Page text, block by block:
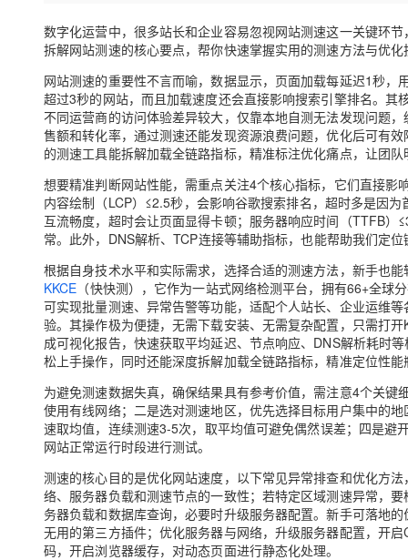
数字化运营中，很多站长和企业容易忽视网站测速这一关键环
拆解网站测速的核心要点，帮你快速掌握实用的测速方法与优
网站测速的重要性不言而喻，数据显示，页面加载每延迟1秒
超过3秒的网站，而且加载速度还会直接影响搜索引擎排名。
不同运营商的访问体验差异较大，仅靠本地自测无法发现问题
售额和转化率，通过测速还能发现资源浪费问题，优化后可有
的测速工具能拆解加载全链路指标，精准标注优化痛点，让团
想要精准判断网站性能，需重点关注4个核心指标，它们直接
内容绘制（LCP）≤2.5秒，会影响谷歌搜索排名，超时多是因
互流畅度，超时会让页面显得卡顿；服务器响应时间（TTFB
常。此外，DNS解析、TCP连接等辅助指标，也能帮助我们定
根据自身技术水平和实际需求，选择合适的测速方法，新手也
KKCE （快快测），它作为一站式网络检测平台，拥有66+全
可实现批量测速、异常告警等功能，适配个人站长、企业运维
验。其操作极为便捷，无需下载安装、无需复杂配置，只需打
成可视化报告，快速获取平均延迟、节点响应、DNS解析耗时
松上手操作，同时还能深度拆解加载全链路指标，精准定位性
为避免测速数据失真，确保结果具有参考价值，需注意4个关
使用有线网络；二是选对测速地区，优先选择目标用户集中的
速取均值，连续测速3-5次，取平均值可避免偶然误差；四是
网站正常运行时段进行测试。
测速的核心目的是优化网站速度，以下常见异常排查和优化方
络、服务器负载和测速节点的一致性；若特定区域测速异常，
务器负载和数据库查询，必要时升级服务器配置。新手可落地
无用的第三方插件；优化服务器与网络，升级服务器配置，开
码，开启浏览器缓存，对动态页面进行静态化处理。
能看、能想、能动手的多
Qwen3-VL-Plus
千问AI平台-Token Plan
千问AI平台-模型体验
在线体验全尺寸、多种模
Happy 系列大模型
大模型解决方案
10 分钟在聊天系统中增
网络与CDN
中间件
数据库
大数据计算
媒体服务
域名与网站
终端用户计算
Serverless
开发工具
迁移与运维管理
专有云
大数据开发治理平台
云防火墙
云原生的云上边界网络安
安全
可观测
上云与迁云
企业出海
政企业务
最高领取价值200元试用
1亿+ 大模型 tokens 和
140+云产品 免费试用
产品新客免费试用，最长
大模型ACA认证体验
助力企业全员 AI 认知与能
畅捷通
Tableau 订阅
AI空中课堂在线直播课
生态解决方案
行业生态解决方案
开发者生态解决方案
AI 开发和 AI 应用解决
AI 算法大赛
入门学习赛